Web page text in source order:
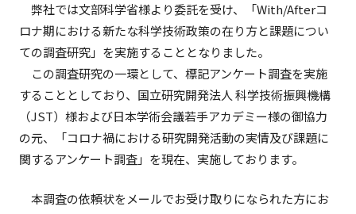
ニュース＆トピックス
サイトマップ
弊社では文部科学省様より委託を受け、「With/Afterコ
ロナ期における新たな科学技術政策の在り方と課題につい
ての調査研究」を実施することとなりました。
この調査研究の一環として、標記アンケート調査を実施
することとしており、国立研究開発法人 科学技術振興機構
（JST）様および日本学術会議若手アカデミー様の御協力
の元、「コロナ禍における研究開発活動の実情及び課題に
関するアンケート調査」を現在、実施しております。
本調査の依頼状をメールでお受け取りになられた方にお